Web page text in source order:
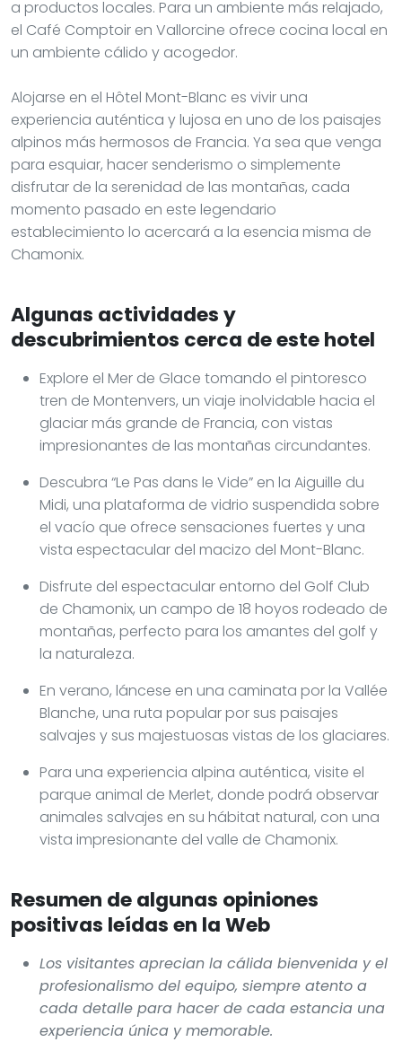
a productos locales. Para un ambiente más relajado,
el Café Comptoir en Vallorcine ofrece cocina local en
un ambiente cálido y acogedor.
Alojarse en el Hôtel Mont-Blanc es vivir una
experiencia auténtica y lujosa en uno de los paisajes
alpinos más hermosos de Francia. Ya sea que venga
para esquiar, hacer senderismo o simplemente
disfrutar de la serenidad de las montañas, cada
momento pasado en este legendario
establecimiento lo acercará a la esencia misma de
Chamonix.
Algunas actividades y
descubrimientos cerca de este hotel
Explore el Mer de Glace tomando el pintoresco
tren de Montenvers, un viaje inolvidable hacia el
glaciar más grande de Francia, con vistas
impresionantes de las montañas circundantes.
Descubra “Le Pas dans le Vide” en la Aiguille du
Midi, una plataforma de vidrio suspendida sobre
el vacío que ofrece sensaciones fuertes y una
vista espectacular del macizo del Mont-Blanc.
Disfrute del espectacular entorno del Golf Club
de Chamonix, un campo de 18 hoyos rodeado de
montañas, perfecto para los amantes del golf y
la naturaleza.
En verano, láncese en una caminata por la Vallée
Blanche, una ruta popular por sus paisajes
salvajes y sus majestuosas vistas de los glaciares.
Para una experiencia alpina auténtica, visite el
parque animal de Merlet, donde podrá observar
animales salvajes en su hábitat natural, con una
vista impresionante del valle de Chamonix.
Resumen de algunas opiniones
positivas leídas en la Web
Los visitantes aprecian la cálida bienvenida y el
profesionalismo del equipo, siempre atento a
cada detalle para hacer de cada estancia una
experiencia única y memorable.